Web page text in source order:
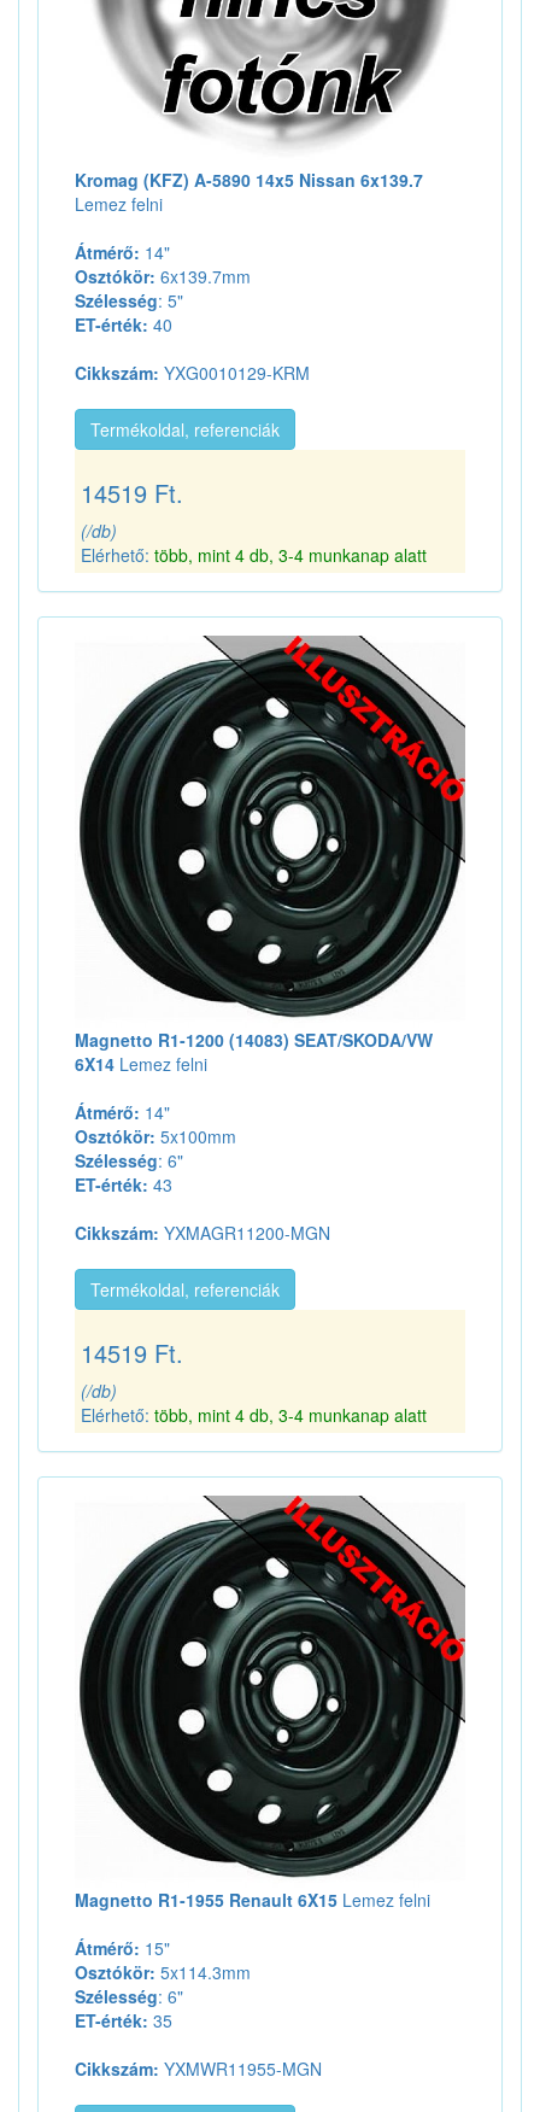
Kromag (KFZ) A-5890 14x5 Nissan 6x139.7
Lemez felni
Átmérő: 14"
Osztókör: 6x139.7mm
Szélesség: 5"
ET-érték: 40
Cikkszám: YXG0010129-KRM
Termékoldal, referenciák
14519 Ft.
(/db)
Elérhető: több, mint 4 db, 3-4 munkanap alatt
Magnetto R1-1200 (14083) SEAT/SKODA/VW
6X14 Lemez felni
Átmérő: 14"
Osztókör: 5x100mm
Szélesség: 6"
ET-érték: 43
Cikkszám: YXMAGR11200-MGN
Termékoldal, referenciák
14519 Ft.
(/db)
Elérhető: több, mint 4 db, 3-4 munkanap alatt
Magnetto R1-1955 Renault 6X15 Lemez felni
Átmérő: 15"
Osztókör: 5x114.3mm
Szélesség: 6"
ET-érték: 35
Cikkszám: YXMWR11955-MGN